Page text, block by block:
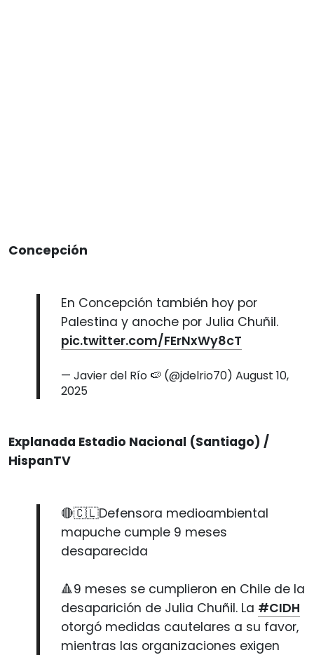
Concepción
En Concepción también hoy por
Palestina y anoche por Julia Chuñil.
pic.twitter.com/FErNxWy8cT
— Javier del Río 🍉 (@jdelrio70) August 10,
2025
Explanada Estadio Nacional (Santiago) /
HispanTV
🔴🇨🇱Defensora medioambiental
mapuche cumple 9 meses
desaparecida
🔺9 meses se cumplieron en Chile de la
desaparición de Julia Chuñil. La #CIDH
otorgó medidas cautelares a su favor,
mientras las organizaciones exigen